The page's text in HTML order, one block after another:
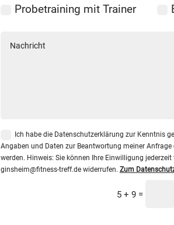
Probetraining mit Trainer
Ich habe die Datenschutzerklärung zur Kenntnis
Angaben und Daten zur Beantwortung meiner
werden. Hinweis: Sie können Ihre Einwilligung
ginsheim@fitness-treff.de widerrufen. Zum
5 + 9=